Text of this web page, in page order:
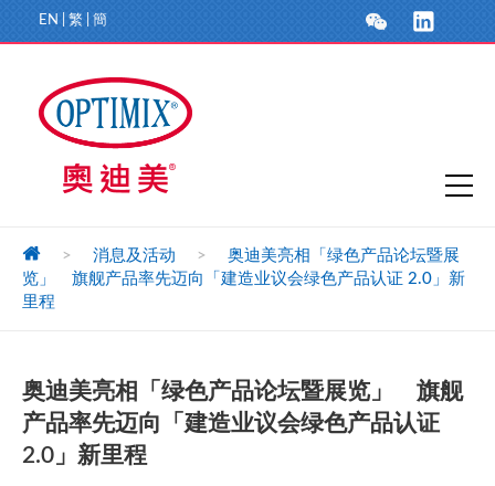
EN 繁 簡
> 消息及活动 >
奥迪美亮相「绿色产品论坛暨展
览」 旗舰产品率先迈向「建造业议会绿色产品认证 2.0」新
里程
奥迪美亮相「绿色产品论坛暨展览」 旗舰
产品率先迈向「建造业议会绿色产品认证
2.0」新里程